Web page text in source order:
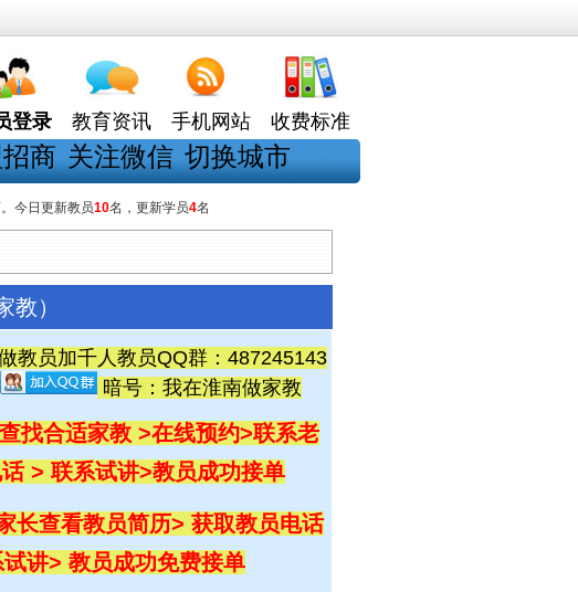
登录 教育资讯 手机网站 收费标准
商 关注微信 切换城市
今日更新教员10名，更新学员4名
教）
教员加千人教员QQ群：487245143
暗号：我在淮南做家教
找合适家教 >在线预约>联系老
> 联系试讲>教员成功接单
长查看教员简历> 获取教员电话
讲> 教员成功免费接单